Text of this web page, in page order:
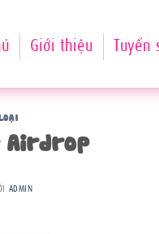
Giới thiệu Tuyển
Airdrop
ADMIN